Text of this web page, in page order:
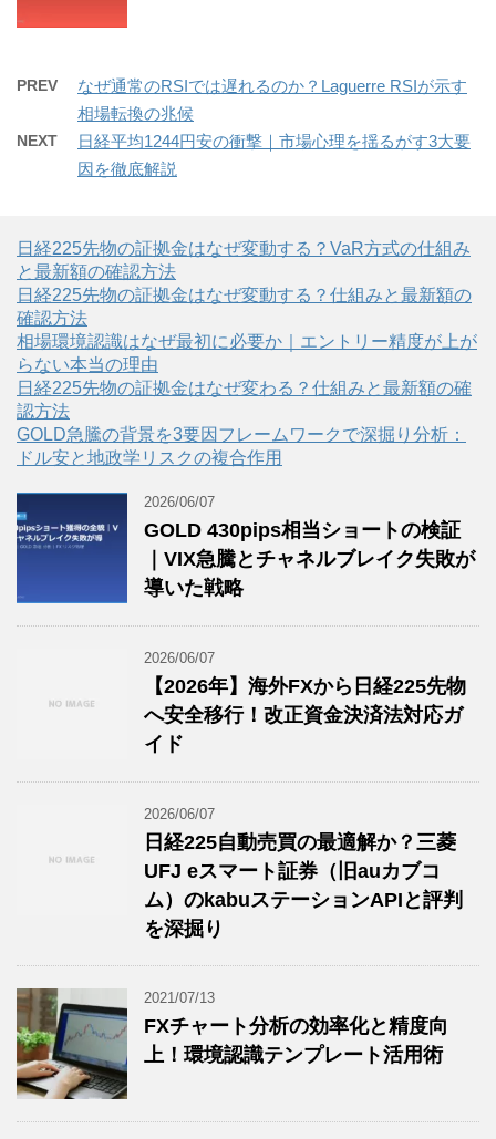
PREV
なぜ通常のRSIでは遅れるのか？Laguerre RSIが示す
相場転換の兆候
NEXT
日経平均1244円安の衝撃｜市場心理を揺るがす3大要
因を徹底解説
日経225先物の証拠金はなぜ変動する？VaR方式の仕組み
と最新額の確認方法
日経225先物の証拠金はなぜ変動する？仕組みと最新額の
確認方法
相場環境認識はなぜ最初に必要か｜エントリー精度が上が
らない本当の理由
日経225先物の証拠金はなぜ変わる？仕組みと最新額の確
認方法
GOLD急騰の背景を3要因フレームワークで深掘り分析：
ドル安と地政学リスクの複合作用
2026/06/07
GOLD 430pips相当ショートの検証
｜VIX急騰とチャネルブレイク失敗が
導いた戦略
2026/06/07
【2026年】海外FXから日経225先物
へ安全移行！改正資金決済法対応ガ
イド
2026/06/07
日経225自動売買の最適解か？三菱
UFJ eスマート証券（旧auカブコ
ム）のkabuステーションAPIと評判
を深掘り
2021/07/13
FXチャート分析の効率化と精度向
上！環境認識テンプレート活用術